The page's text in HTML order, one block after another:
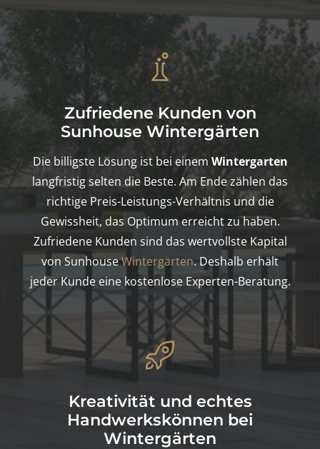
Zufriedene Kunden von
Sunhouse Wintergärten
Die billigste Lösung ist bei einem Wintergarten
langfristig selten die Beste. Am Ende zählen das
richtige Preis-Leistungs-Verhältnis und die
Gewissheit, das Optimum erreicht zu haben.
Zufriedene Kunden sind das wertvollste Kapital
von SunhouseWintergärten. Deshalb erhält
jeder Kunde eine kostenlose Experten-Beratung.
Kreativität und echtes
Handwerkskönnen bei
Wintergärten